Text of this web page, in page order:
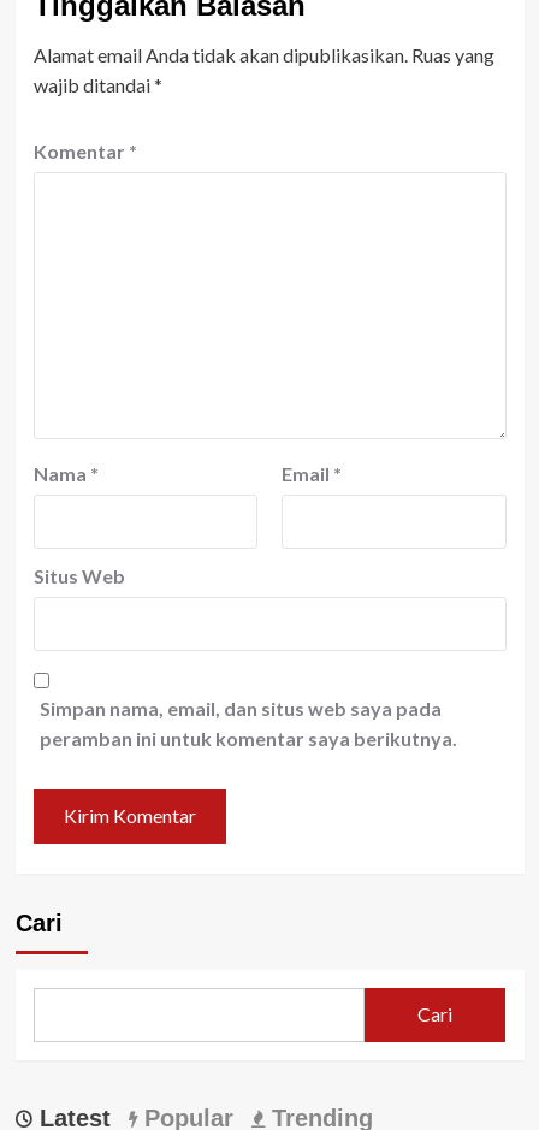
Alamat email Anda tidak akan dipublikasikan. Ruas yang
wajib ditandai*
Komentar *
Nama * Email *
Situs Web
Simpan nama, email, dan situs web saya pada
peramban ini untuk komentar saya berikutnya.
Cari
Cari
Latest Popular Trending